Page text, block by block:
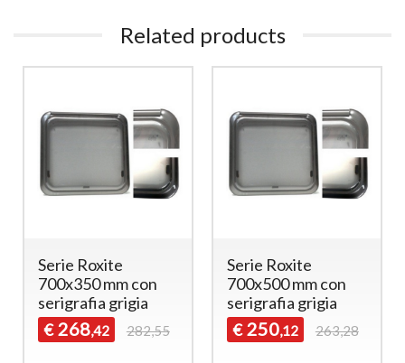
Related products
Serie Roxite
700x350 mm con
serigrafia grigia
€ 268,42 282,55
Serie Roxite
700x500 mm con
serigrafia grigia
€ 250,12 263,28